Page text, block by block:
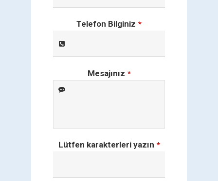
Telefon Bilginiz *
Mesajınız *
Lütfen karakterleri yazın *